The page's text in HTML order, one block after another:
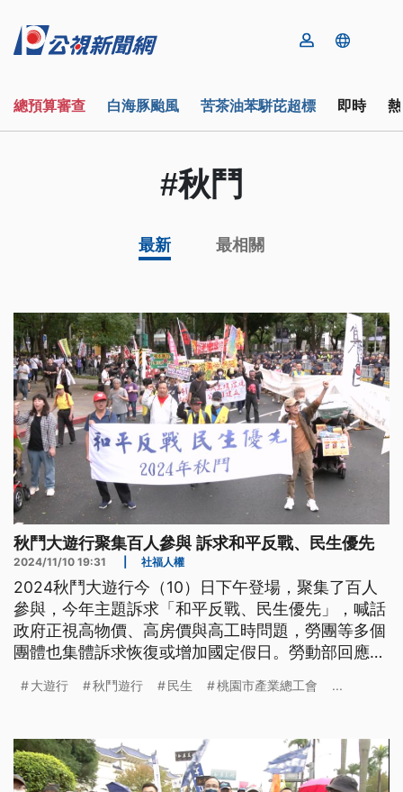
總預算審查 白海豚颱風 苦茶油苯駢芘超標 即時
#秋鬥
最新 最相關
秋鬥大遊行聚集百人參與 訴求和平反戰、民生優先
2024/11/10 19:31 社福人權
2024秋鬥大遊行今（10）日下午登場，聚集了百人
參與，今年主題訴求「和平反戰、民生優先」，喊話
政府正視高物價、高房價與高工時問題，勞團等多個
團體也集體訴求恢復或增加國定假日。勞動部回應，
資也往上走，工時逐步降低。
大遊行 秋鬥遊行 民生 桃園市產業總工會 ...